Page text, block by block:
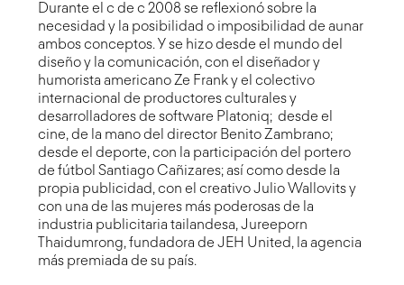
Durante el c de c 2008 se reflexionó sobre la
necesidad y la posibilidad o imposibilidad de aunar
ambos conceptos. Y se hizo desde el mundo del
diseño y la comunicación, con el diseñador y
humorista americanoZe Franky el colectivo
internacional de productores culturales y
desarrolladores de software Platoniq; desde el
cine, de la mano del director Benito Zambrano;
desde el deporte, con la participación del portero
de fútbolSantiago Cañizares; así como desde la
propia publicidad, con el creativoJulio Wallovitsy
con una de las mujeres más poderosas de la
industria publicitaria tailandesa,Jureeporn
Thaidumrong, fundadora de JEH United, la agencia
más premiada de su país.